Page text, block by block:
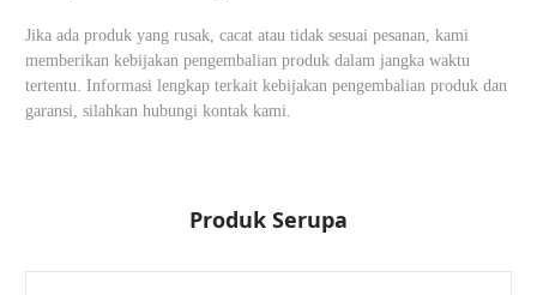
Jika ada produk yang rusak, cacat atau tidak sesuai pesanan, kami
memberikan kebijakan pengembalian produk dalam jangka waktu
tertentu. Informasi lengkap terkait kebijakan pengembalian produk dan
garansi, silahkan hubungi kontak kami.
Produk Serupa